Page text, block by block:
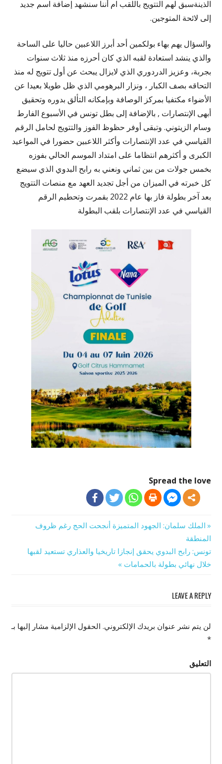
الذينةسبق لهم التتويج باللقب ام أننا سنشهد إضافة اسم جديد
إلى لائحة المتوجين.
والسؤال يهم بهاء بولكمين أحد أبرز اللاعبين حاليا على الساحة
والذي ينشد استعادة لقبه الذي كان أحرزه منذ ثلاث سنوات
بجربة، وعزيز الدردوري الذي لايزال يبحث عن أول تتويج له منذ
التحاقه بصف الكبار ، ونزار البرهومي الذي ظل طويلا بعيدا عن
الأضواء مكتفيا بمركز الوصافة وبإمكانه التألق بدوره وتحقيق
أبهى الإنتصارات , بالإضافة إلى بطل تونس في الأسبوع الفارط
وسام الزيتوني. وتبقى أوفر حظوظ الفوز والتتويج لحامل الرقم
القياسي في عدد الإنتصارات وأكثر اللاعبين حضورا في المواعيد
الكبرى و أكثرهم انتظاما على امتداد الموسم الحالي بفوزه
بخمس جولات من بين ثماني ونعني به رابح البدوي الذي سيضع
كل خبرته في الميزان من أجل تجديد العهد مع منصات التتويج
بعد آخر بطولة فاز بها عام 2022 بقمرت وتحطيم الرقم
القياسي في عدد الإنتصارات بلقب البطولة
Spread the love
تصفّح
المقالات
Previous
Post:
الملك سلمان: الجهود المتميزة أنجحت الحج رغم ظروف
المنطقة
Next
Post:
تونس: رابح البدوي يحقق إنجازا تاريخيا والعذاري تستعيد لقبها
خلال نهائي بطولة بالحمامات
LEAVE A REPLY
لن يتم نشر عنوان بريدك الإلكتروني. الحقول الإلزامية مشار إليها بـ
*
التعليق